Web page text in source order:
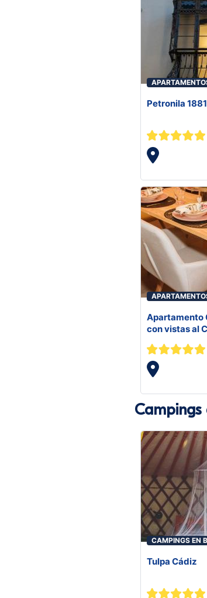
Petronila 1881
Apartamento
con vistas al
CAMPINGS EN
Tulpa Cádiz